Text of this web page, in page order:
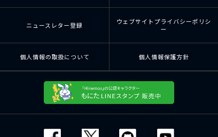
ニュースレター登録
ウェブサイトプライバシーポリシ
ー
個人情報の取扱について 個人情報保護方針